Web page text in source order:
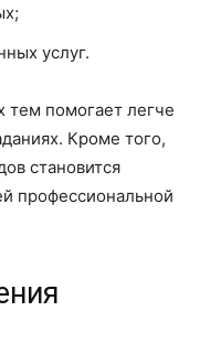
услуг.
тем помогает легче
Кроме того,
становится
профессиональной